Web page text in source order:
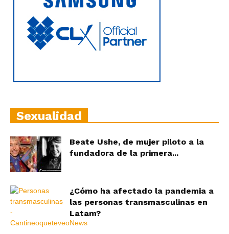
Sexualidad
Beate Ushe, de mujer piloto a la
fundadora de la primera...
¿Cómo ha afectado la pandemia a
las personas transmasculinas en
Latam?